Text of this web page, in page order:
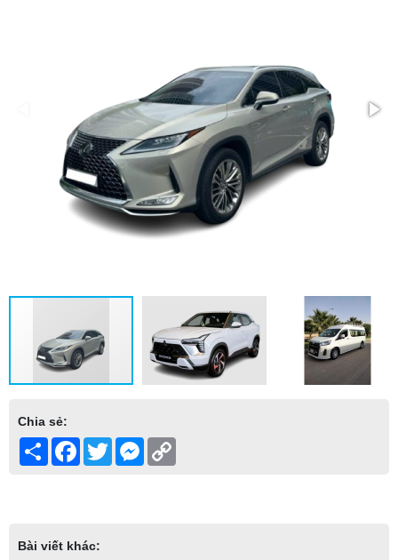
Chia sẻ:
Share Facebook
TwitterMessenger
Bài viết khác: